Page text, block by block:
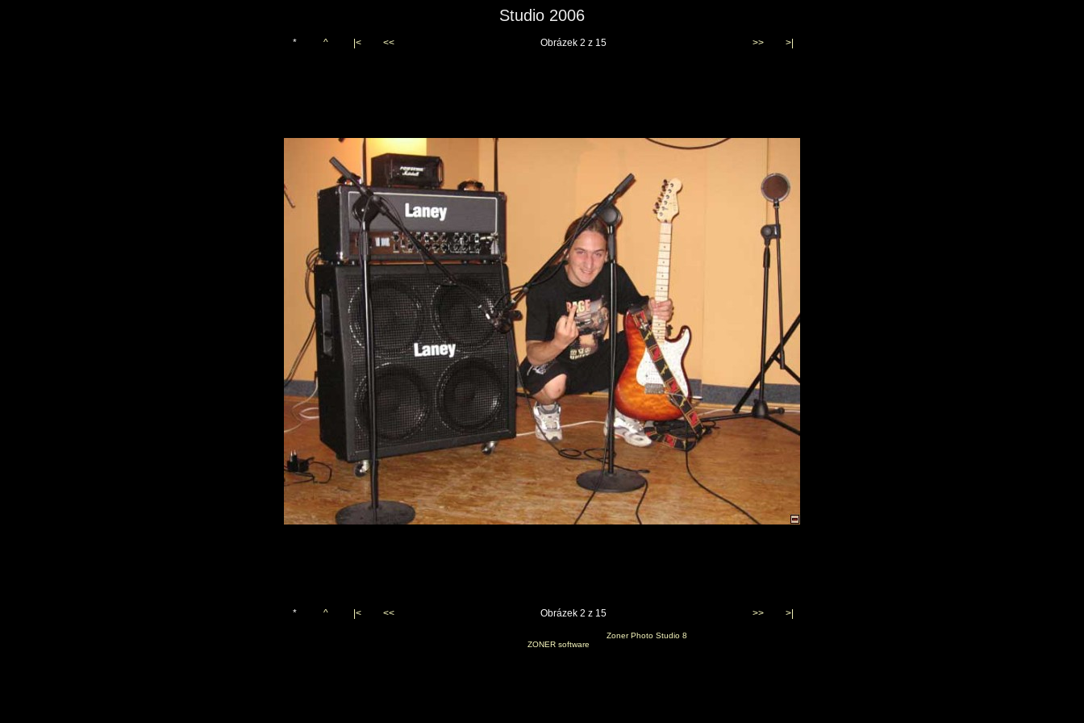
Studio 2006
* ^ |< << Obrázek 2 z 15 >> >|
* ^ |< << Obrázek 2 z 15 >> >|
Zoner Photo Studio 8
ZONER software